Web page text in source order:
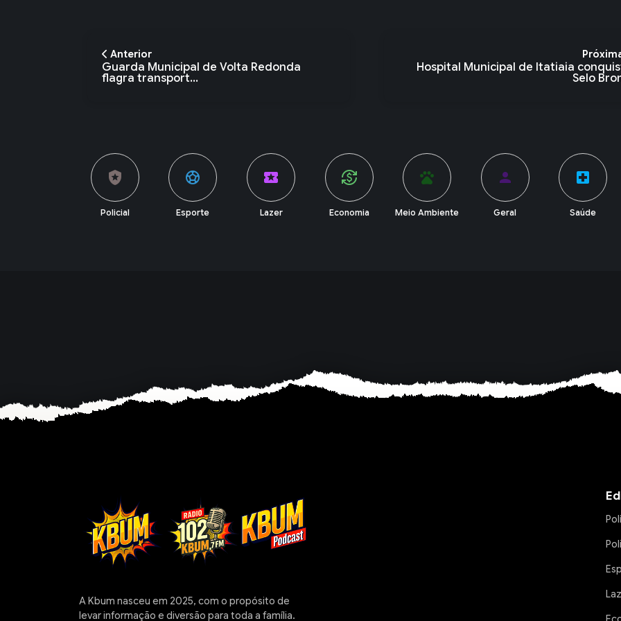
Anterior
Guarda Municipal de Volta Redonda
flagra transport...
Hospital Municipal de Itatiaia
Selo
sports_soccer
Esporte
local_activity
Lazer
currency_exchange
Economia
pets
Meio Ambiente
person
Geral
local_hospital
Saúde
account_balance
Política
A Kbum nasceu em 2025, com o propósito de
levar informação e diversão para toda a família.